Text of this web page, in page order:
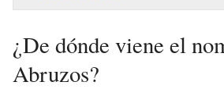
¿De dónde viene el
Abruzos?